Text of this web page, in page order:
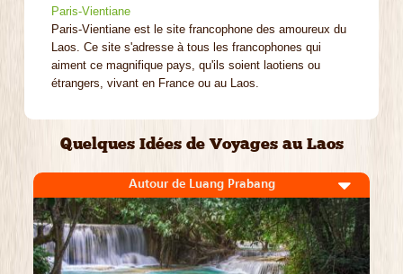
Paris-Vientiane
Paris-Vientiane est le site francophone des amoureux du
Laos. Ce site s'adresse à tous les francophones qui
aiment ce magnifique pays, qu'ils soient laotiens ou
étrangers, vivant en France ou au Laos.
Quelques Idées de Voyages au Laos
Autour de Luang Prabang